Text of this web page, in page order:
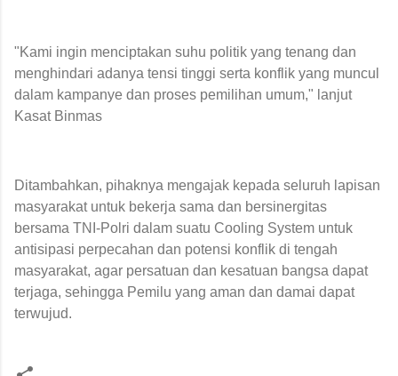
"Kami ingin menciptakan suhu politik yang tenang dan
menghindari adanya tensi tinggi serta konflik yang muncul
dalam kampanye dan proses pemilihan umum," lanjut
Kasat Binmas
Ditambahkan, pihaknya mengajak kepada seluruh lapisan
masyarakat untuk bekerja sama dan bersinergitas
bersama TNI-Polri dalam suatu Cooling System untuk
antisipasi perpecahan dan potensi konflik di tengah
masyarakat, agar persatuan dan kesatuan bangsa dapat
terjaga, sehingga Pemilu yang aman dan damai dapat
terwujud.